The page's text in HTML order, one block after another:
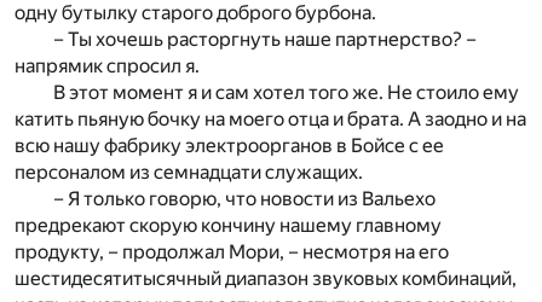
одну бутылку старого доброго бурбона.
– Ты хочешь расторгнуть наше партнерство? –
напрямик спросил я.
В этот момент я и сам хотел того же. Не стоило ему
катить пьяную бочку на моего отца и брата. А заодно и на
всю нашу фабрику электроорганов в Бойсе с ее
персоналом из семнадцати служащих.
– Я только говорю, что новости из Вальехо
предрекают скорую кончину нашему главному
продукту, – продолжал Мори, – несмотря на его
шестидесятитысячный диапазон звуковых комбинаций,